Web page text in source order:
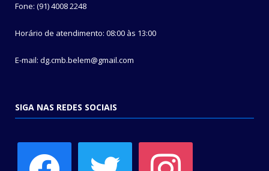
Fone: (91) 4008 2248
Horário de atendimento: 08:00 às 13:00
E-mail: dg.cmb.belem@gmail.com
SIGA NAS REDES SOCIAIS